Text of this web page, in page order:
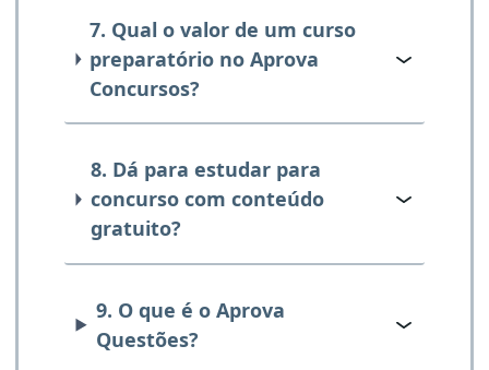
7. Qual o valor de um curso
preparatório no Aprova
Concursos?
8. Dá para estudar para
concurso com conteúdo
gratuito?
9. O que é o Aprova
Questões?